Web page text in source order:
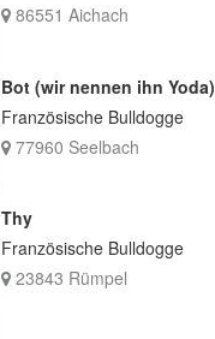
86551 Aichach
Bot (wir nennen ihn Yoda)
Französische Bulldogge
77960 Seelbach
Thy
Französische Bulldogge
23843 Rümpel